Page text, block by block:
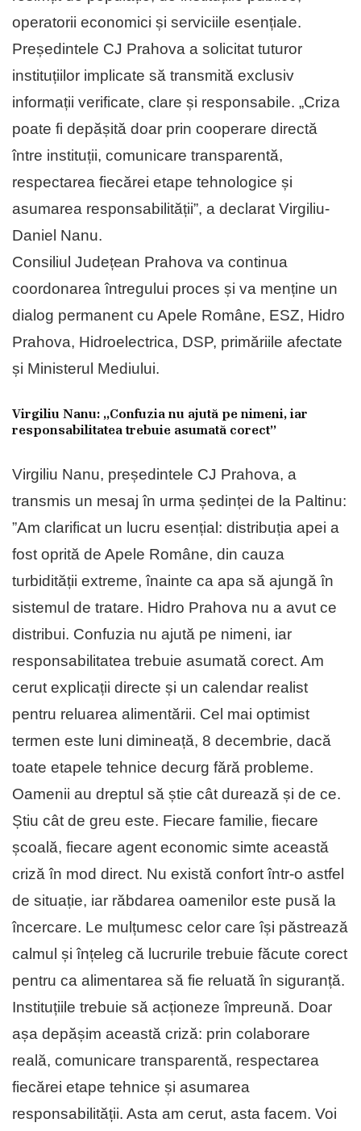
operatorii economici și serviciile esențiale.
Președintele CJ Prahova a solicitat tuturor
instituțiilor implicate să transmită exclusiv
informații verificate, clare și responsabile. „Criza
poate fi depășită doar prin cooperare directă
între instituții, comunicare transparentă,
respectarea fiecărei etape tehnologice și
asumarea responsabilității”, a declarat Virgiliu-
Daniel Nanu.
Consiliul Județean Prahova va continua
coordonarea întregului proces și va menține un
dialog permanent cu Apele Române, ESZ, Hidro
Prahova, Hidroelectrica, DSP, primăriile afectate
și Ministerul Mediului.
Virgiliu Nanu: „Confuzia nu ajută pe nimeni, iar
responsabilitatea trebuie asumată corect”
Virgiliu Nanu, președintele CJ Prahova, a
transmis un mesaj în urma ședinței de la Paltinu:
”Am clarificat un lucru esențial: distribuția apei a
fost oprită de Apele Române, din cauza
turbidității extreme, înainte ca apa să ajungă în
sistemul de tratare. Hidro Prahova nu a avut ce
distribui. Confuzia nu ajută pe nimeni, iar
responsabilitatea trebuie asumată corect. Am
cerut explicații directe și un calendar realist
pentru reluarea alimentării. Cel mai optimist
termen este luni dimineață, 8 decembrie, dacă
toate etapele tehnice decurg fără probleme.
Oamenii au dreptul să știe cât durează și de ce.
Știu cât de greu este. Fiecare familie, fiecare
școală, fiecare agent economic simte această
criză în mod direct. Nu există confort într-o astfel
de situație, iar răbdarea oamenilor este pusă la
încercare. Le mulțumesc celor care își păstrează
calmul și înțeleg că lucrurile trebuie făcute corect
pentru ca alimentarea să fie reluată în siguranță.
Instituțiile trebuie să acționeze împreună. Doar
așa depășim această criză: prin colaborare
reală, comunicare transparentă, respectarea
fiecărei etape tehnice și asumarea
responsabilității. Asta am cerut, asta facem. Voi